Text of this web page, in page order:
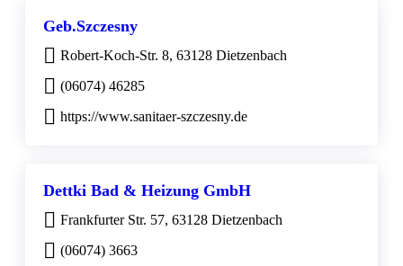
Geb.Szczesny
Robert-Koch-Str. 8, 63128 Dietzenbach
(06074) 46285
https://www.sanitaer-szczesny.de
Dettki Bad & Heizung GmbH
Frankfurter Str. 57, 63128 Dietzenbach
(06074) 3663